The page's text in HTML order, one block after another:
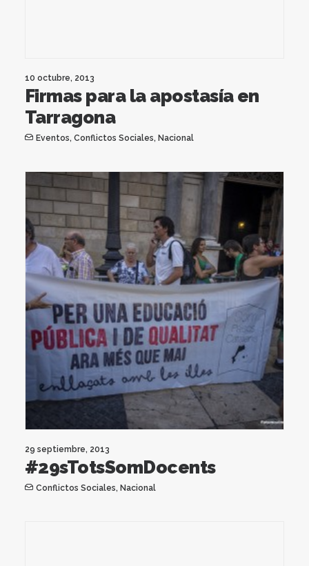
10 octubre, 2013
Firmas para la apostasía en
Tarragona
Eventos, Conflictos Sociales, Nacional
29 septiembre, 2013
#29sTotsSomDocents
Conflictos Sociales, Nacional